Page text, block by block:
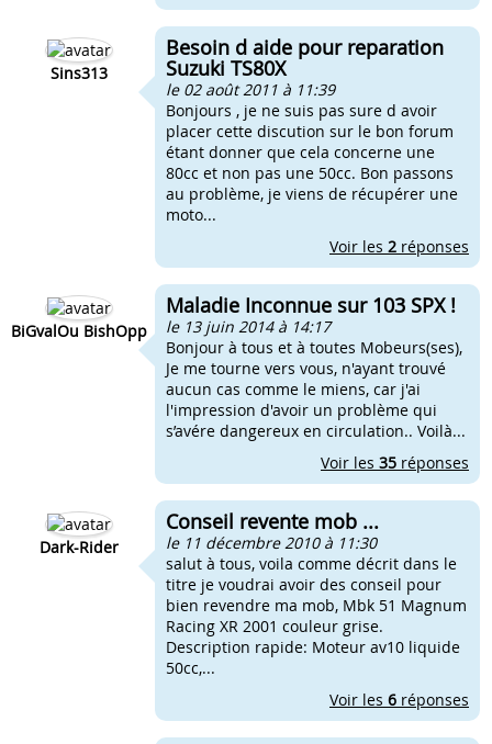
Sins313
Besoin d aide pour reparation
Suzuki TS80X
le 02 août 2011 à 11:39
Bonjours , je ne suis pas sure d avoir
placer cette discution sur le bon forum
étant donner que cela concerne une
80cc et non pas une 50cc. Bon passons
au problème, je viens de récupérer une
moto...
Voir les 2 réponses
BiGvalOu BishOpp
Maladie Inconnue sur 103 SPX !
le 13 juin 2014 à 14:17
Bonjour à tous et à toutes Mobeurs(ses),
Je me tourne vers vous, n'ayant trouvé
aucun cas comme le miens, car j'ai
l'impression d'avoir un problème qui
s’avére dangereux en circulation.. Voilà...
Voir les 35 réponses
Dark-Rider
Conseil revente mob ...
le 11 décembre 2010 à 11:30
salut à tous, voila comme décrit dans le
titre je voudrai avoir des conseil pour
bien revendre ma mob, Mbk 51 Magnum
Racing XR 2001 couleur grise.
Description rapide: Moteur av10 liquide
50cc,...
Voir les 6 réponses